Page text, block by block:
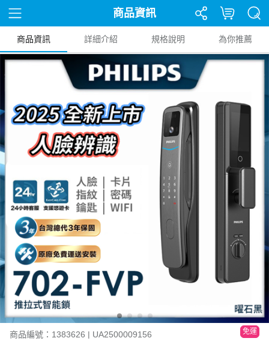
商品資訊
商品資訊 詳細介紹 規格說明 為你推薦
商品編號：1383626 | UA2500009156 免運